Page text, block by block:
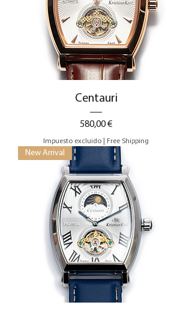
Centauri
Precio
580,00 €
Impuesto excluido Free Shipping
New Arrival